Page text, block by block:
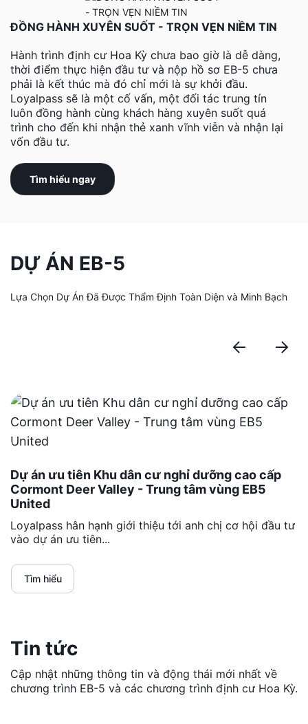
ĐỒNG HÀNH XUYÊN SUỐT - TRỌN VẸN NIỀM TIN
Hành trình định cư Hoa Kỳ chưa bao giờ là dễ dàng,
thời điểm thực hiện đầu tư và nộp hồ sơ EB-5 chưa
phải là kết thúc mà đó chỉ mới là sự khởi đầu.
Loyalpass sẽ là một cố vấn, một đối tác trung tín
luôn đồng hành cùng khách hàng xuyên suốt quá
trình cho đến khi nhận thẻ xanh vĩnh viễn và nhận lại
vốn đầu tư.
Tìm hiểu ngay
DỰ ÁN EB-5
Lựa Chọn Dự Án Đã Được Thẩm Định Toàn Diện và Minh Bạch
Dự án ưu tiên Khu dân cư nghỉ dưỡng cao cấp
Cormont Deer Valley - Trung tâm vùng EB5
United
Loyalpass hân hạnh giới thiệu tới anh chị cơ hội đầu tư
vào dự án ưu tiên...
Tìm hiểu
Tin tức
Cập nhật những thông tin và động thái mới nhất về
chương trình EB-5 và các chương trình định cư Hoa Kỳ.